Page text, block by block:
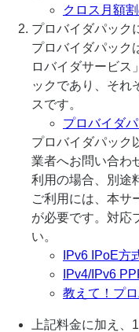
クロス月額
プロバイダパック
プロバイダパック
ロバイダサービス
ックであり、それ
スです。
プロバイダ
プロバイダパック
業者へお問い合わ
利用の場合、別途
ご利用には、本サ
が必要です。対応
い。
IPv6 IPoE方
IPv4/IPv6
教えて！プ
上記料金に加え